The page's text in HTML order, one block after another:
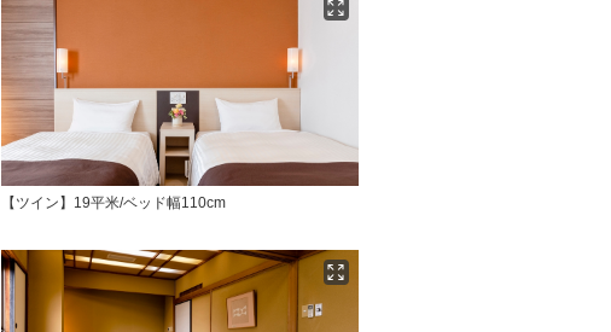
【ツイン】19平米/ベッド幅110cm